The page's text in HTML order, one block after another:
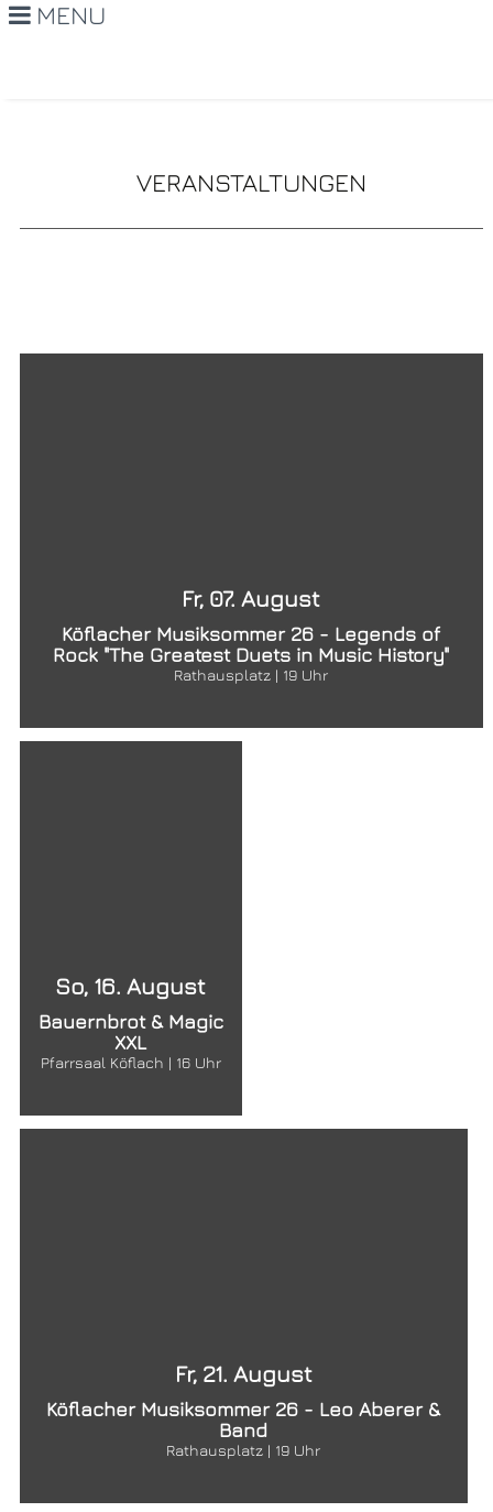
MENU
VERANSTALTUNGEN
Fr, 07. August
Köflacher Musiksommer 26 - Legends of
Rock "The Greatest Duets in Music History"
Rathausplatz | 19 Uhr
So, 16. August
Bauernbrot & Magic
XXL
Pfarrsaal Köflach | 16 Uhr
Fr, 21. August
Köflacher Musiksommer 26 - Leo Aberer &
Band
Rathausplatz | 19 Uhr